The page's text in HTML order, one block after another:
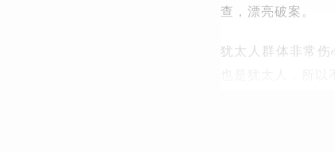
查，漂亮破案。
犹太人群体非常